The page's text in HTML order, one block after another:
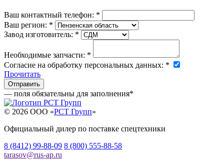
Ваш контактный телефон: *
Ваш регион: *
Завод изготовитель: *
Необходимые запчасти: *
Согласие на обработку персональных данных: *
Прочитать
— поля обязательны для заполнения*
© 2026 OOO «РСТ Групп»
Официальный дилер по поставке спецтехники
8 (8412) 99-88-09 8 (800) 555-88-58
tarasov@rus-ap.ru